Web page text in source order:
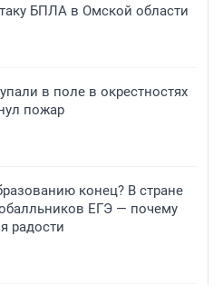
БПЛА в Омской области
в поле в окрестностях
пожар
конец? В стране
ЕГЭ — почему
радости